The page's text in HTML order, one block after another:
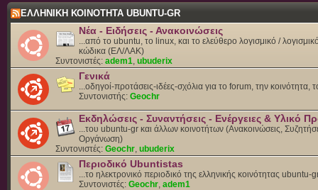
ΕΛΛΗΝΙΚΗ ΚΟΙΝΟΤΗΤΑ UBUNTU-GR
Νέα - Ειδήσεις - Ανακοινώσεις
...από το ubuntu, το linux, και το ελεύθερο λογισμικό /
κώδικα (ΕΛ/ΛΑΚ)
Συντονιστές: adem1 ubuderix
Γενικά
...οδηγοί-προτάσεις-ιδέες-σχόλια για το forum, την κοινότητα,
Συντονιστής: Geochr
Εκδηλώσεις - Συναντήσεις - Ενέργειες & Υλικό
...του ubuntu-gr και άλλων κοινοτήτων (Ανακοινώσεις,
Οργάνωση)
Συντονιστές: Geochr ubuderix
Περιοδικό Ubuntistas
...το ηλεκτρονικό περιοδικό της ελληνικής κοινότητας ubuntu-
Συντονιστές: Geochr adem1